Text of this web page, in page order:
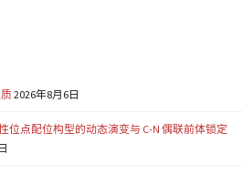
2026年8月6日
位点配位构型的动态演变与 C-N 偶联前体锁定